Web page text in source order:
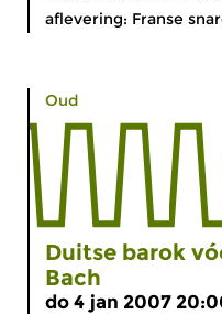
aflevering: Franse
Oud
Duitse barok
Bach
do 4 jan 2007